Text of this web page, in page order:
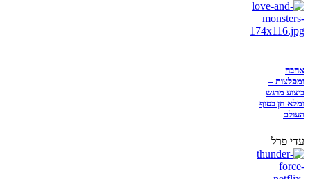
אהבה
ומפלצות –
ביצוע מרגש
ומלא חן בסוף
העולם
עדי פרל